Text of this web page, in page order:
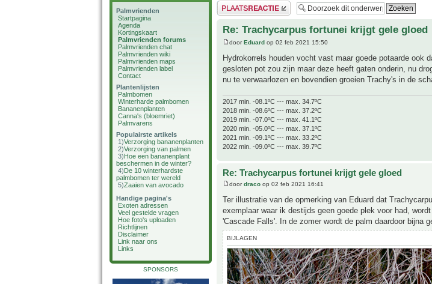
Palmvrienden
Startpagina
Agenda
Kortingskaart
Palmvrienden forums
Palmvrienden chat
Palmvrienden wiki
Palmvrienden maps
Palmvrienden label
Contact
Plantenlijsten
Palmbomen
Winterharde palmbomen
Bananenplanten
Canna's (bloemriet)
Palmvarens
Populairste artikels
1)Verzorging bananenplanten
2)Verzorging van palmen
3)Hoe een bananenplant
beschermen in de winter?
4)De 10 winterhardste
palmbomen ter wereld
5)Zaaien van avocado
Handige pagina's
Exoten adressen
Veel gestelde vragen
Hoe foto's uploaden
Richtlijnen
Disclaimer
Link naar ons
Links
SPONSORS
Plaats een reactie
Re: Trachycarpus fortunei krijgt gele gloed
doorEduard op 02 feb 2021 15:50
Hydrokorrels houden vocht vast maar goede potaarde ook
gesloten pot zou zijn maar deze heeft gaten onderin, nu
nu te verwaarlozen en bovendien groeien Trachy's in de
2017 min. -08.1ºC --- max. 34.7ºC
2018 min. -08.6ºC --- max. 37.2ºC
2019 min. -07.0ºC --- max. 41.1ºC
2020 min. -05.0ºC --- max. 37.1ºC
2021 min. -09.1ºC --- max. 33.2ºC
2022 min. -09.0ºC --- max. 39.7ºC
Re: Trachycarpus fortunei krijgt gele gloed
doordraco op 02 feb 2021 16:41
Ter illustratie van de opmerking van Eduard dat
exemplaar waar ik destijds geen goede plek voor had,
'Cascade Falls'. In de zomer wordt de palm daardoor bijna
BIJLAGEN